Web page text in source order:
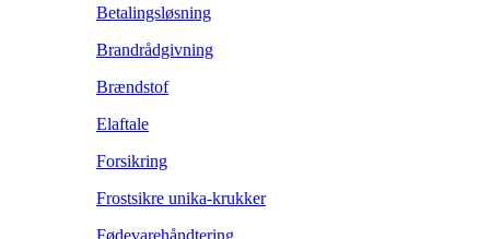
Betalingsløsning
Brandrådgivning
Brændstof
Elaftale
Forsikring
Frostsikre unika-krukker